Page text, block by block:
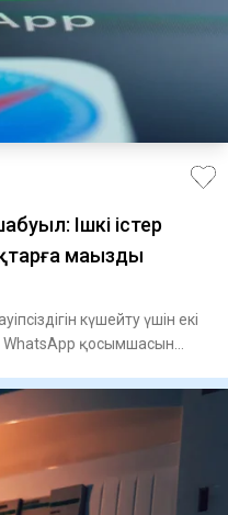
Ішкі істер
маңызды
күшейту үшін екі
WhatsApp қосымшасын